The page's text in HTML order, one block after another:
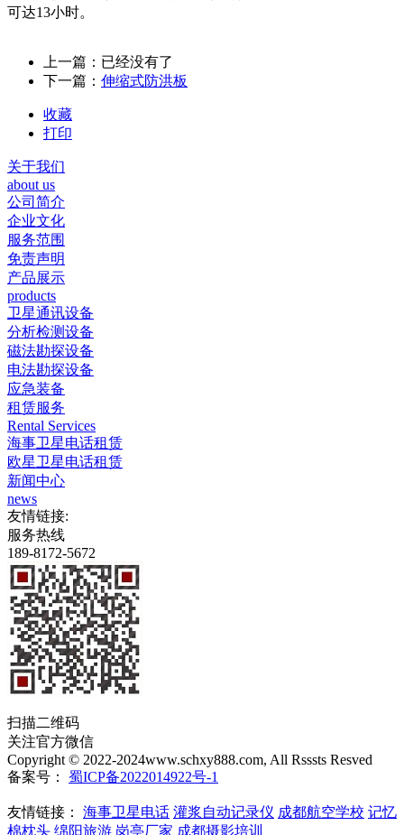
可达13小时。
上一篇：已经没有了
下一篇： 伸缩式防洪板
收藏
打印
关于我们
about us
公司简介
企业文化
服务范围
免责声明
产品展示
products
卫星通讯设备
分析检测设备
磁法勘探设备
电法勘探设备
应急装备
租赁服务
Rental Services
海事卫星电话租赁
欧星卫星电话租赁
新闻中心
news
友情链接:
服务热线
189-8172-5672
扫描二维码
关注官方微信
Copyright © 2022-2024www.schxy888.com, All Rsssts Resved
备案号： 蜀ICP备2022014922号-1
友情链接： 海事卫星电话 灌浆自动记录仪 成都航空学校 记忆
棉枕头 绵阳旅游 岗亭厂家 成都摄影培训